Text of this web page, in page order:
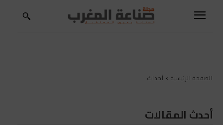
الصفحة الرئيسية أحداث
أحدث المقالات